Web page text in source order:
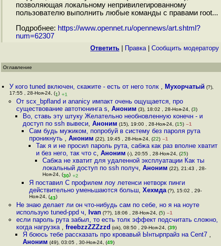
позволяющая локальному непривилегированному
пользователю выполнить любые команды с правами root...
Подробнее: https://www.opennet.ru/opennews/art.shtml?
num=62307
Ответить Правка| Cообщить модератору
Оглавление
У кого tuned включен, скажите - есть от него толк , Мухорчатый (?),
17:55 , 28-Ноя-24, (1) +1
От scx_bpfland и ananicy импакт очень ощущается, про
существование автотюнинга s, Аноним (3), 18:02 , 28-Ноя-24, (3)
Во, ставь эту штуку Желательно необновленную конечн - и
доступ по ssh вывеси, Аноним (15), 19:00 , 28-Ноя-24, (15) –1
Сам будь мужиком, попробуй в систему без пароля рута
проникнуть ,Аноним (22), 19:45 , 28-Ноя-24, (22) –1
Так я и не просил пароль рута, сабжа как раз вполне хватит
и без него, так что с, Аноним (-), 20:55 , 28-Ноя-24, (25)
Сабжа не хватит для удаленной эксплуатации Как ты
локальный доступ по ssh получ, Аноним (22), 21:43 , 28-
Ноя-24, (30) +2
Я поставил С профилем лоу летенси нетворк пинги
действительно уменьшаются больш,Хехмда (?), 15:02 , 29-
Ноя-24, (43)
Не знаю делает ли он что-нибудь сам по себе, но я на ноуте
использую tuned-ppd ч, Ivan(??), 18:06 , 28-Ноя-24, (5) –1
если пароль рута забыл, то есть толк эффект подсчитать сложно,
когда нагрузка , freebzzZZZzzd (ok), 08:50 , 29-Ноя-24, (39)
Я боюсь тебе рассказать про кровавый Ынтырпрайз на Cent7 ,
Аноним (49), 03:05 , 30-Ноя-24, (49)